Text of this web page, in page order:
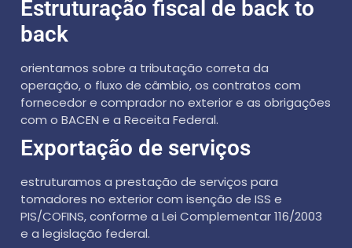
Estruturação fiscal de back to
back
orientamos sobre a tributação correta da
operação, o fluxo de câmbio, os contratos com
fornecedor e comprador no exterior e as obrigações
com o BACEN e a Receita Federal.
Exportação de serviços
estruturamos a prestação de serviços para
tomadores no exterior com isenção de ISS e
PIS/COFINS, conforme a Lei Complementar 116/2003
e a legislação federal.